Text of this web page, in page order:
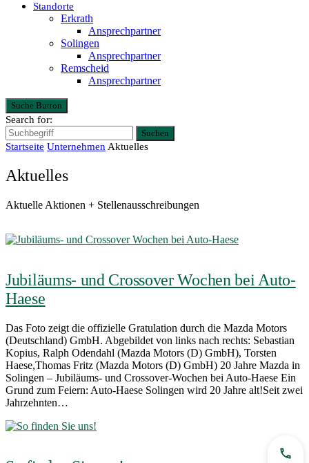
Standorte
Erkrath
Ansprechpartner
Solingen
Ansprechpartner
Remscheid
Ansprechpartner
Suche Button
Search for:
Suchen
Startseite Unternehmen Aktuelles
Aktuelles
Aktuelle Aktionen + Stellenausschreibungen
Jubiläums- und Crossover Wochen bei Auto-
Haese
Das Foto zeigt die offizielle Gratulation durch die Mazda Motors
(Deutschland) GmbH. Abgebildet von links nach rechts: Sebastian
Kopius, Ralph Odendahl (Mazda Motors (D) GmbH), Torsten
Haese,Thomas Fritz (Mazda Motors (D) GmbH) 20 Jahre Mazda in
Solingen – Jubiläums- und Crossover-Wochen bei Auto-Haese Ein
Grund zum Feiern: Auto-Haese Solingen wird 20 Jahre alt!Seit zwei
Jahrzehnten…
Jetzt